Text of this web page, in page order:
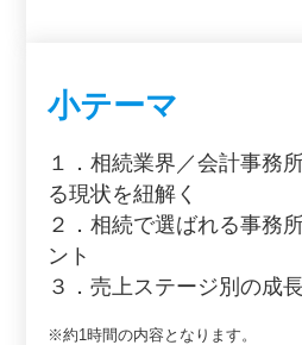
小テーマ
１．相続業界／会計事務
る現状を紐解く
２．相続で選ばれる事務
ント
３．売上ステージ別の成
※約1時間の内容となります。